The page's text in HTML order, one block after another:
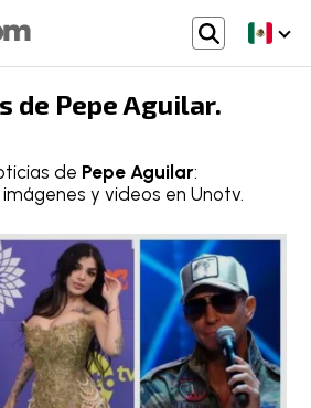
de Pepe Aguilar.
de Pepe Aguilar:
y videos en Unotv.